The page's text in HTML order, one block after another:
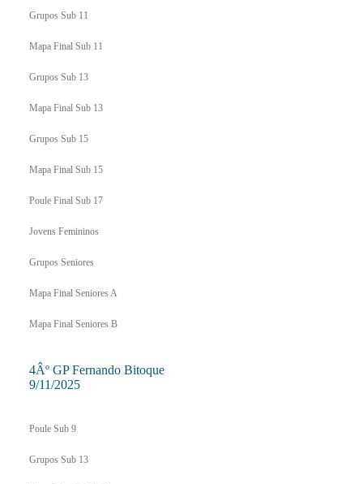
Grupos Sub 11
Mapa Final Sub 11
Grupos Sub 13
Mapa Final Sub 13
Grupos Sub 15
Mapa Final Sub 15
Poule Final Sub 17
Jovens Femininos
Grupos Seniores
Mapa Final Seniores A
Mapa Final Seniores B
4Âº GP Fernando Bitoque
9/11/2025
Poule Sub 9
Grupos Sub 13